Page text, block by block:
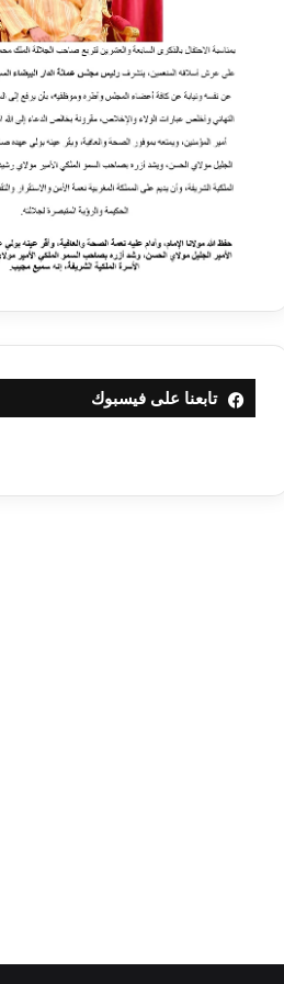
تابعنا على فيسبوك